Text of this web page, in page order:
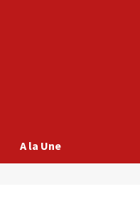
A la Une